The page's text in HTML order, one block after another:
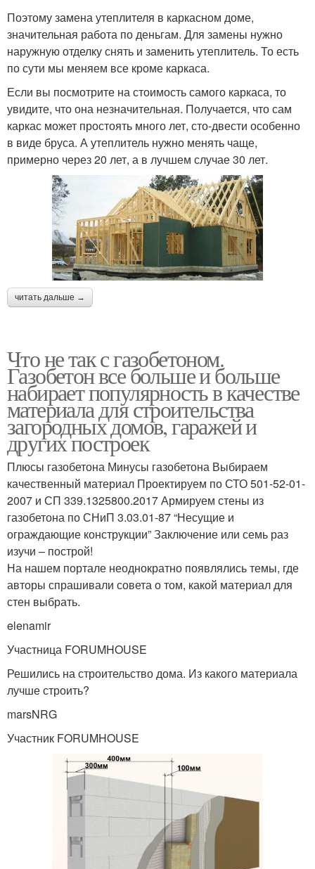
Поэтому замена утеплителя в каркасном доме,
значительная работа по деньгам. Для замены нужно
наружную отделку снять и заменить утеплитель. То есть
по сути мы меняем все кроме каркаса.
Если вы посмотрите на стоимость самого каркаса, то
увидите, что она незначительная. Получается, что сам
каркас может простоять много лет, сто-двести особенно
в виде бруса. А утеплитель нужно менять чаще,
примерно через 20 лет, а в лучшем случае 30 лет.
читать дальше →
Что не так с газобетоном.
Газобетон все больше и больше
набирает популярность в качестве
материала для строительства
загородных домов, гаражей и
других построек
Плюсы газобетона Минусы газобетона Выбираем
качественный материал Проектируем по СТО 501-52-01-
2007 и СП 339.1325800.2017 Армируем стены из
газобетона по СНиП 3.03.01-87 “Несущие и
ограждающие конструкции” Заключение или семь раз
изучи – построй!
На нашем портале неоднократно появлялись темы, где
авторы спрашивали совета о том, какой материал для
стен выбрать.
elenamir
Участница FORUMHOUSE
Решились на строительство дома. Из какого материала
лучше строить?
marsNRG
Участник FORUMHOUSE